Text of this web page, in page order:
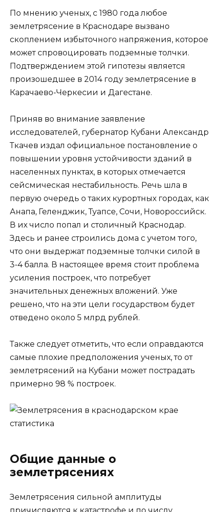
По мнению ученых, с 1980 года любое
землетрясение в Краснодаре вызвано
скоплением избыточного напряжения, которое
может спровоцировать подземные толчки.
Подтверждением этой гипотезы является
произошедшее в 2014 году землетрясение в
Карачаево-Черкесии и Дагестане.
Приняв во внимание заявление
исследователей, губернатор Кубани Александр
Ткачев издал официальное постановление о
повышении уровня устойчивости зданий в
населенных пунктах, в которых отмечается
сейсмическая нестабильность. Речь шла в
первую очередь о таких курортных городах, как
Анапа, Геленджик, Туапсе, Сочи, Новороссийск.
В их число попал и столичный Краснодар.
Здесь и ранее строились дома с учетом того,
что они выдержат подземные толчки силой в
3-4 балла. В настоящее время стоит проблема
усиления построек, что потребует
значительных денежных вложений. Уже
решено, что на эти цели государством будет
отведено около 5 млрд рублей.
Также следует отметить, что если оправдаются
самые плохие предположения ученых, то от
землетрясений на Кубани может пострадать
примерно 98 % построек.
Общие данные о
землетрясениях
Землетрясения сильной амплитуды